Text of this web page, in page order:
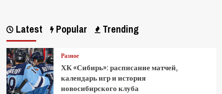
Latest Popular Trending
Разное
ХК «Сибирь»: расписание матчей,
календарь игр и история
новосибирского клуба